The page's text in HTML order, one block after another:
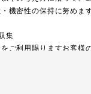
機密性の保持に努めます
集
ご利用賜りますお客様